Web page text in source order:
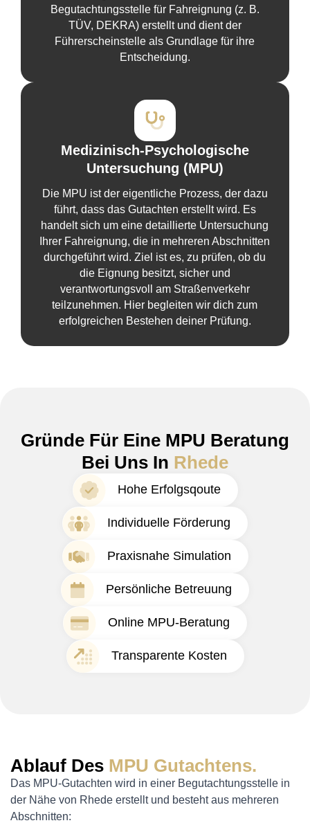
Begutachtungsstelle für Fahreignung (z. B.
TÜV, DEKRA) erstellt und dient der
Führerscheinstelle als Grundlage für ihre
Entscheidung.
Medizinisch-Psychologische
Untersuchung (MPU)
Die MPU ist der eigentliche Prozess, der dazu
führt, dass das Gutachten erstellt wird. Es
handelt sich um eine detaillierte Untersuchung
Ihrer Fahreignung, die in mehreren Abschnitten
durchgeführt wird. Ziel ist es, zu prüfen, ob du
die Eignung besitzt, sicher und
verantwortungsvoll am Straßenverkehr
teilzunehmen. Hier begleiten wir dich zum
erfolgreichen Bestehen deiner Prüfung.
Gründe Für Eine MPU Beratung
Bei Uns In Rhede
Hohe Erfolgsqoute
Individuelle Förderung
Praxisnahe Simulation
Persönliche Betreuung
Online MPU-Beratung
Transparente Kosten
Ablauf Des MPU Gutachtens.
Das MPU-Gutachten wird in einer Begutachtungsstelle in
der Nähe von Rhede erstellt und besteht aus mehreren
Abschnitten: